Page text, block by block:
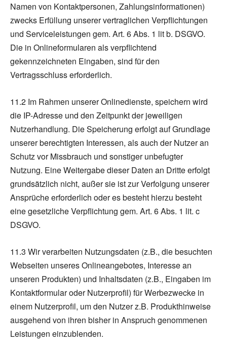
Namen von Kontaktpersonen, Zahlungsinformationen)
zwecks Erfüllung unserer vertraglichen Verpflichtungen
und Serviceleistungen gem. Art. 6 Abs. 1 lit b. DSGVO.
Die in Onlineformularen als verpflichtend
gekennzeichneten Eingaben, sind für den
Vertragsschluss erforderlich.
11.2 Im Rahmen unserer Onlinedienste, speichern wird
die IP-Adresse und den Zeitpunkt der jeweiligen
Nutzerhandlung. Die Speicherung erfolgt auf Grundlage
unserer berechtigten Interessen, als auch der Nutzer an
Schutz vor Missbrauch und sonstiger unbefugter
Nutzung. Eine Weitergabe dieser Daten an Dritte erfolgt
grundsätzlich nicht, außer sie ist zur Verfolgung unserer
Ansprüche erforderlich oder es besteht hierzu besteht
eine gesetzliche Verpflichtung gem. Art. 6 Abs. 1 lit. c
DSGVO.
11.3 Wir verarbeiten Nutzungsdaten (z.B., die besuchten
Webseiten unseres Onlineangebotes, Interesse an
unseren Produkten) und Inhaltsdaten (z.B., Eingaben im
Kontaktformular oder Nutzerprofil) für Werbezwecke in
einem Nutzerprofil, um den Nutzer z.B. Produkthinweise
ausgehend von ihren bisher in Anspruch genommenen
Leistungen einzublenden.